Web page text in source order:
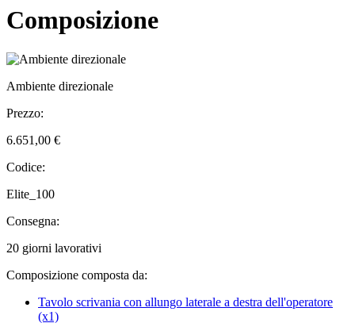
Composizione
Ambiente direzionale
Prezzo:
6.651,00 €
Codice:
Elite_100
Consegna:
20 giorni lavorativi
Composizione composta da:
Tavolo scrivania con allungo laterale a destra dell'operatore
(x1)